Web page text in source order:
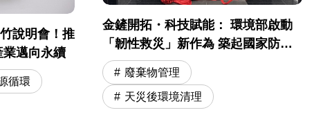
說明會！推
邁向永續
循環
金鏟開拓・科技賦能： 環境部啟動
「韌性救災」新作為 築起國家防災
安全網
廢棄物管理
天災後環境清理